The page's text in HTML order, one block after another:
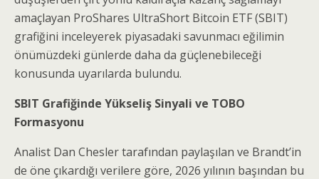
amaçlayan ProShares UltraShort Bitcoin ETF (SBIT)
grafiğini inceleyerek piyasadaki savunmacı eğilimin
önümüzdeki günlerde daha da güçlenebileceği
konusunda uyarılarda bulundu.
SBIT Grafiğinde Yükseliş Sinyali ve TOBO
Formasyonu
Analist Dan Chesler tarafından paylaşılan ve Brandt’in
de öne çıkardığı verilere göre, 2026 yılının başından bu